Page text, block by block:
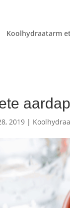
Koolhydraatarm
2019 |